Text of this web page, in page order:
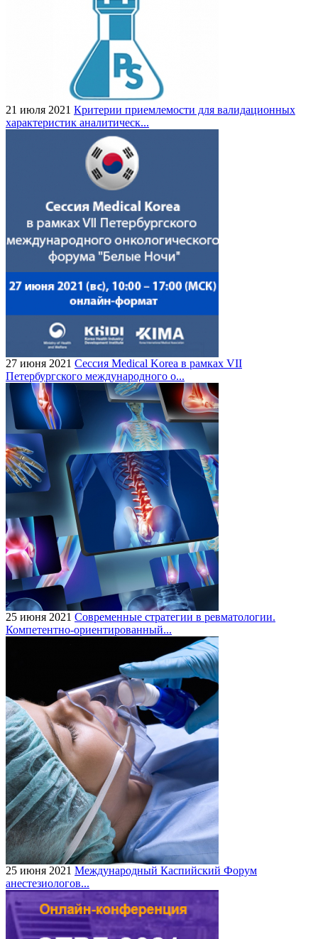
21 июля 2021 Критерии приемлемости для валидационных
характеристик аналитическ...
27 июня 2021 Сессия Medical Korea в рамках VII
Петербургского международного о...
25 июня 2021 Современные стратегии в ревматологии.
Компетентно-ориентированный...
25 июня 2021 Международный Каспийский Форум
анестезиологов...